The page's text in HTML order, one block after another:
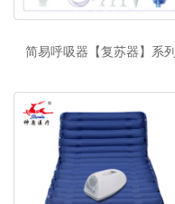
简易呼吸器【复苏器】系列